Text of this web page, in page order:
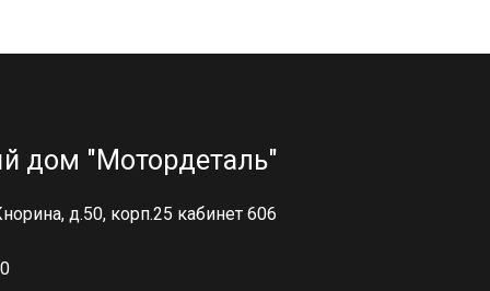
дом "Мотордеталь"
д.50, корп.25 кабинет 606